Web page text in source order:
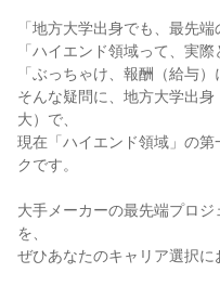
「地方大学出身でも、最先端
「ハイエンド領域って、実際
「ぶっちゃけ、報酬（給与）
そんな疑問に、地方大学出
大）で、
現在「ハイエンド領域」の
クです。
大手メーカーの最先端プロジ
を、
ぜひあなたのキャリア選択に